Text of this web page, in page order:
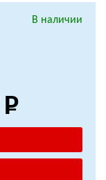
В наличии